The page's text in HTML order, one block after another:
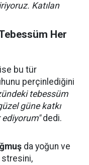
Katılan
Her
bu tür
perçinlediğini
tebessüm
güne katkı
dedi.
da yoğun ve